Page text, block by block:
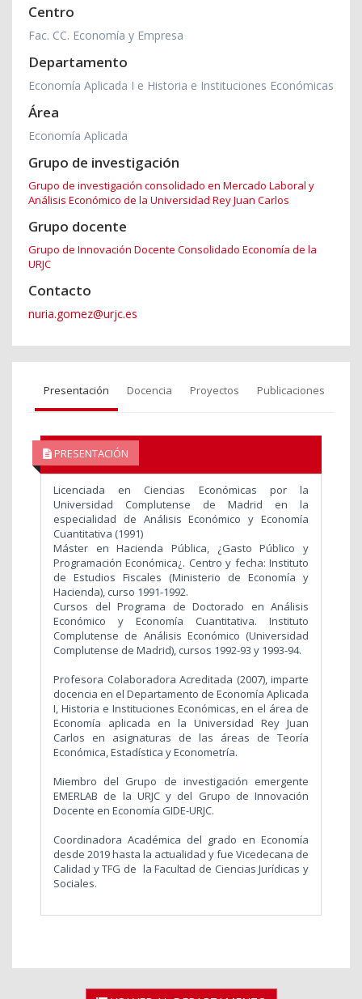
Centro
Fac. CC. Economía y Empresa
Departamento
Economía Aplicada I e Historia e Instituciones Económicas
Área
Economía Aplicada
Grupo de investigación
Grupo de investigación consolidado en Mercado Laboral y
Análisis Económico de la Universidad Rey Juan Carlos
Grupo docente
Grupo de Innovación Docente Consolidado Economía de la
URJC
Contacto
nuria.gomez@urjc.es
Presentación Docencia Proyectos Publicaciones
PRESENTACIÓN
Licenciada en Ciencias Económicas por la
Universidad Complutense de Madrid en la
especialidad de Análisis Económico y Economía
Cuantitativa (1991)
Máster en Hacienda Pública, ¿Gasto Público y
Programación Económica¿. Centro y fecha: Instituto
de Estudios Fiscales (Ministerio de Economía y
Hacienda), curso 1991-1992.
Cursos del Programa de Doctorado en Análisis
Económico y Economía Cuantitativa. Instituto
Complutense de Análisis Económico (Universidad
Complutense de Madrid), cursos 1992-93 y 1993-94.
Profesora Colaboradora Acreditada (2007), imparte
docencia en el Departamento de Economía Aplicada
I, Historia e Instituciones Económicas, en el área de
Economía aplicada en la Universidad Rey Juan
Carlos en asignaturas de las áreas de Teoría
Económica, Estadística y Econometría.
Miembro del Grupo de investigación emergente
EMERLAB de la URJC y del Grupo de Innovación
Docente en Economía GIDE-URJC.
Coordinadora Académica del grado en Economía
desde 2019 hasta la actualidad y fue Vicedecana de
Calidad y TFG de la Facultad de Ciencias Jurídicas y
Sociales.